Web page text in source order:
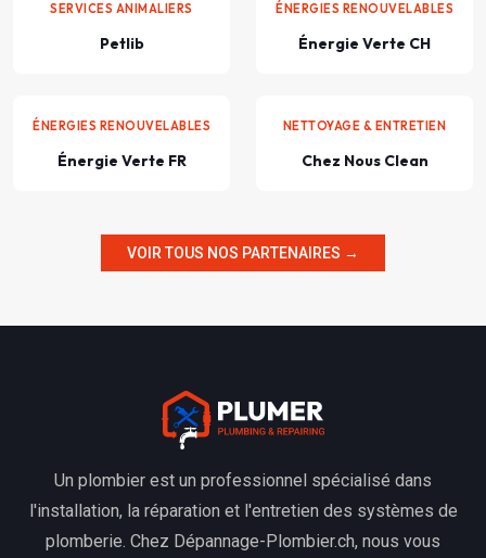
SERVICES ANIMALIERS
Petlib
ÉNERGIES RENOUVELABLES
Énergie Verte CH
ÉNERGIES RENOUVELABLES
Énergie Verte FR
NETTOYAGE & ENTRETIEN
Chez Nous Clean
VOIR TOUS NOS PARTENAIRES →
Un plombier est un professionnel spécialisé dans
l'installation, la réparation et l'entretien des systèmes de
plomberie. Chez Dépannage-Plombier.ch, nous vous